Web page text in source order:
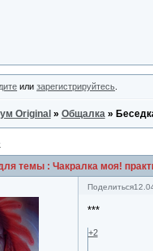
илизарегистрируйтесь
Original » Общалка »
темы : Чакралка моя!
Поделиться
***
+2